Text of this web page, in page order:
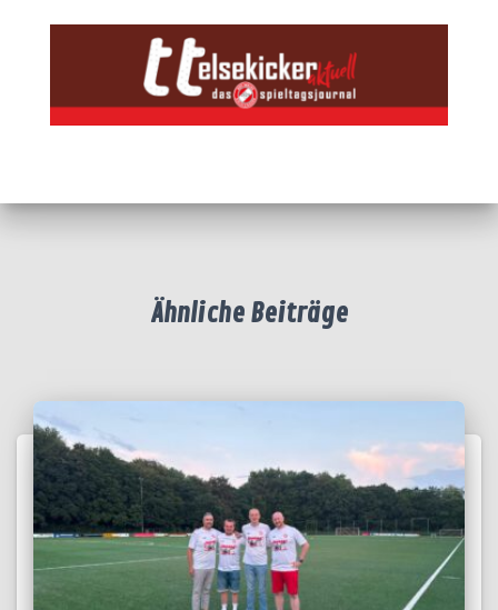
Ähnliche Beiträge